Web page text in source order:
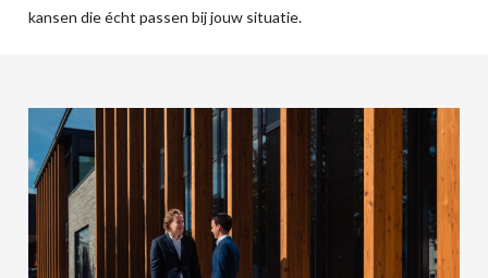
kansen die écht passen bij jouw situatie.